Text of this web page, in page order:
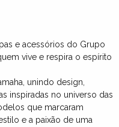
e acessórios do Grupo
vive e respira o espírito
unindo design,
inspiradas no universo das
que marcaram
e a paixão de uma